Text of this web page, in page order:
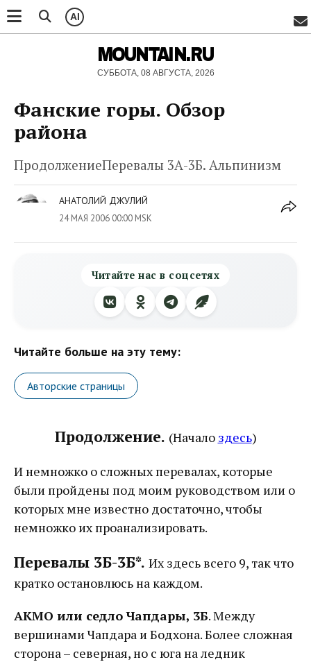
AI
MOUNTAIN.RU
СУББОТА, 08 АВГУСТА, 2026
Фанские горы. Обзор
района
ПродолжениеПеревалы 3А-3Б. Альпинизм
АНАТОЛИЙ ДЖУЛИЙ
24 МАЯ 2006 00:00 MSK
Читайте нас в соцсетях
Читайте больше на эту тему:
Авторские страницы
Продолжение. (Начало здесь)
И немножко о сложных перевалах, которые
были пройдены под моим руководством или о
которых мне известно достаточно, чтобы
немножко их проанализировать.
Перевалы 3Б-3Б*. Их здесь всего 9, так что
кратко остановлюсь на каждом.
АКМО или седло Чапдары, 3Б. Между
вершинами Чапдара и Бодхона. Более сложная
сторона – северная, но с юга на ледник